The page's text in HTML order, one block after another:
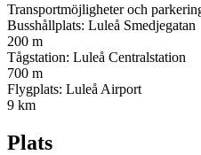
Transportmöjligheter och
Busshållplats: Luleå Smedjegatan
200 m
Tågstation: Luleå Centralstation
700 m
Flygplats: Luleå Airport
9 km
Plats